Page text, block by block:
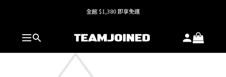
全館 $1,380 即享免運
全館 $1,380 即享免運
護具系列單件8折，加購享6折優惠🔥